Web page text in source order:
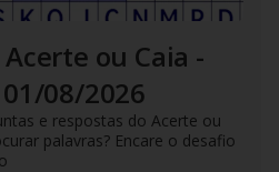
ou Caia -
08/2026
e respostas do Acerte ou
palavras? Encare o desafio